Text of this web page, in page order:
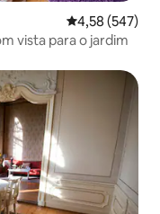
4,58 de uma
4,58 (547)
vista para o jardim